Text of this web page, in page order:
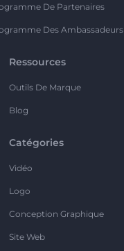
De Partenaires
Des Ambassadeurs
Ressources
Outils De Marque
Blog
Catégories
Vidéo
Logo
Conception Graphique
Site Web